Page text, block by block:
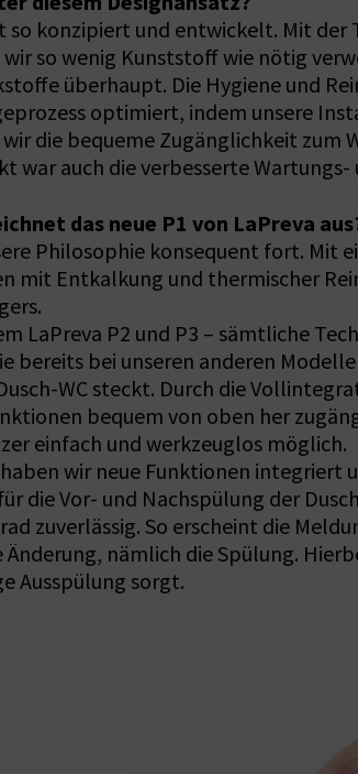
so konzipiert und entwickelt. Mit
so wenig Kunststoff wie nötig
überhaupt. Die Hygiene und
optimiert, indem unsere
die bequeme Zugänglichkeit zum
war auch die verbesserte
das neue P1 von LaPreva
Philosophie konsequent fort.
mit Entkalkung und thermischer
LaPreva P2 und P3 – sämtliche
bei unseren anderen
WC steckt. Durch die
bequem von oben her
einfach und werkzeuglos möglich.
wir neue Funktionen
die Vor- und Nachspülung der
zuverlässig. So erscheint die
nämlich die Spülung.
Ausspülung sorgt.